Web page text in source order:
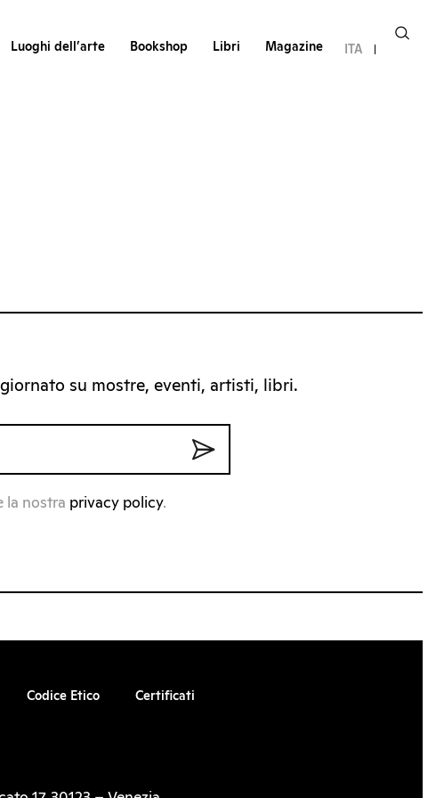
Luoghi dell’arte Bookshop Libri Magazine ITA
su mostre, eventi, artisti, libri.
la nostra privacy policy.
Codice Etico Certificati